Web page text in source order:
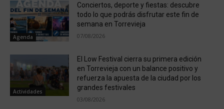
Agenda
Conciertos, deporte y fiestas: descubre
todo lo que podrás disfrutar este fin de
semana en Torrevieja
07/08/2026
Actividades
El Low Festival cierra su primera edición
en Torrevieja con un balance positivo y
refuerza la apuesta de la ciudad por los
grandes festivales
03/08/2026